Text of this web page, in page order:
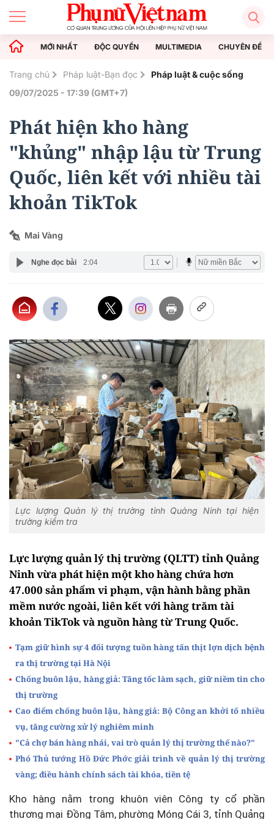
MỚI NHẤT ĐỘC QUYỀN MULTIMEDIA CHUYÊN ĐỀ
Trang chủ Pháp luật-Bạn đọc
Pháp luật & cuộc sống
09/07/2025 - 17:39 (GMT+7)
Phát hiện kho hàng
"khủng" nhập lậu từ Trung
Quốc, liên kết với nhiều tài
khoản TikTok
Mai Vàng
Nghe đọc bài 2:04
Lực lượng Quản lý thị trường tỉnh Quảng Ninh tại hiện
trường kiểm tra
Lực lượng quản lý thị trường (QLTT) tỉnh Quảng
Ninh vừa phát hiện một kho hàng chứa hơn
47.000 sản phẩm vi phạm, vận hành bằng phần
mềm nước ngoài, liên kết với hàng trăm tài
khoản TikTok và nguồn hàng từ Trung Quốc.
Tạm giữ hình sự 4 đối tượng tuồn hàng tấn thịt lợn dịch bệnh
ra thị trường tại Hà Nội
Chống buôn lậu, hàng giả: Tăng tốc làm sạch, giữ niềm tin cho
thị trường
Cao điểm chống buôn lậu, hàng giả: Bộ Công an khởi tố nhiều
vụ, tăng cường xử lý nghiêm minh
"Cả chợ bán hàng nhái, vai trò quản lý thị trường thế nào?"
Phó Thủ tướng Hồ Đức Phớc giải trình về quản lý thị trường
vàng; điều hành chính sách tài khóa, tiền tệ
Kho hàng nằm trong khuôn viên Công ty cổ phần
thương mại Đồng Tâm, phường Móng Cái 3, tỉnh Quảng